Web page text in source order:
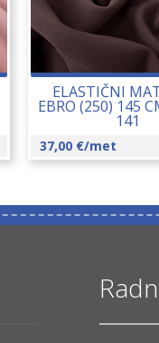
ELASTIČNI
EBRO (250) 145
141
37,00 €/met